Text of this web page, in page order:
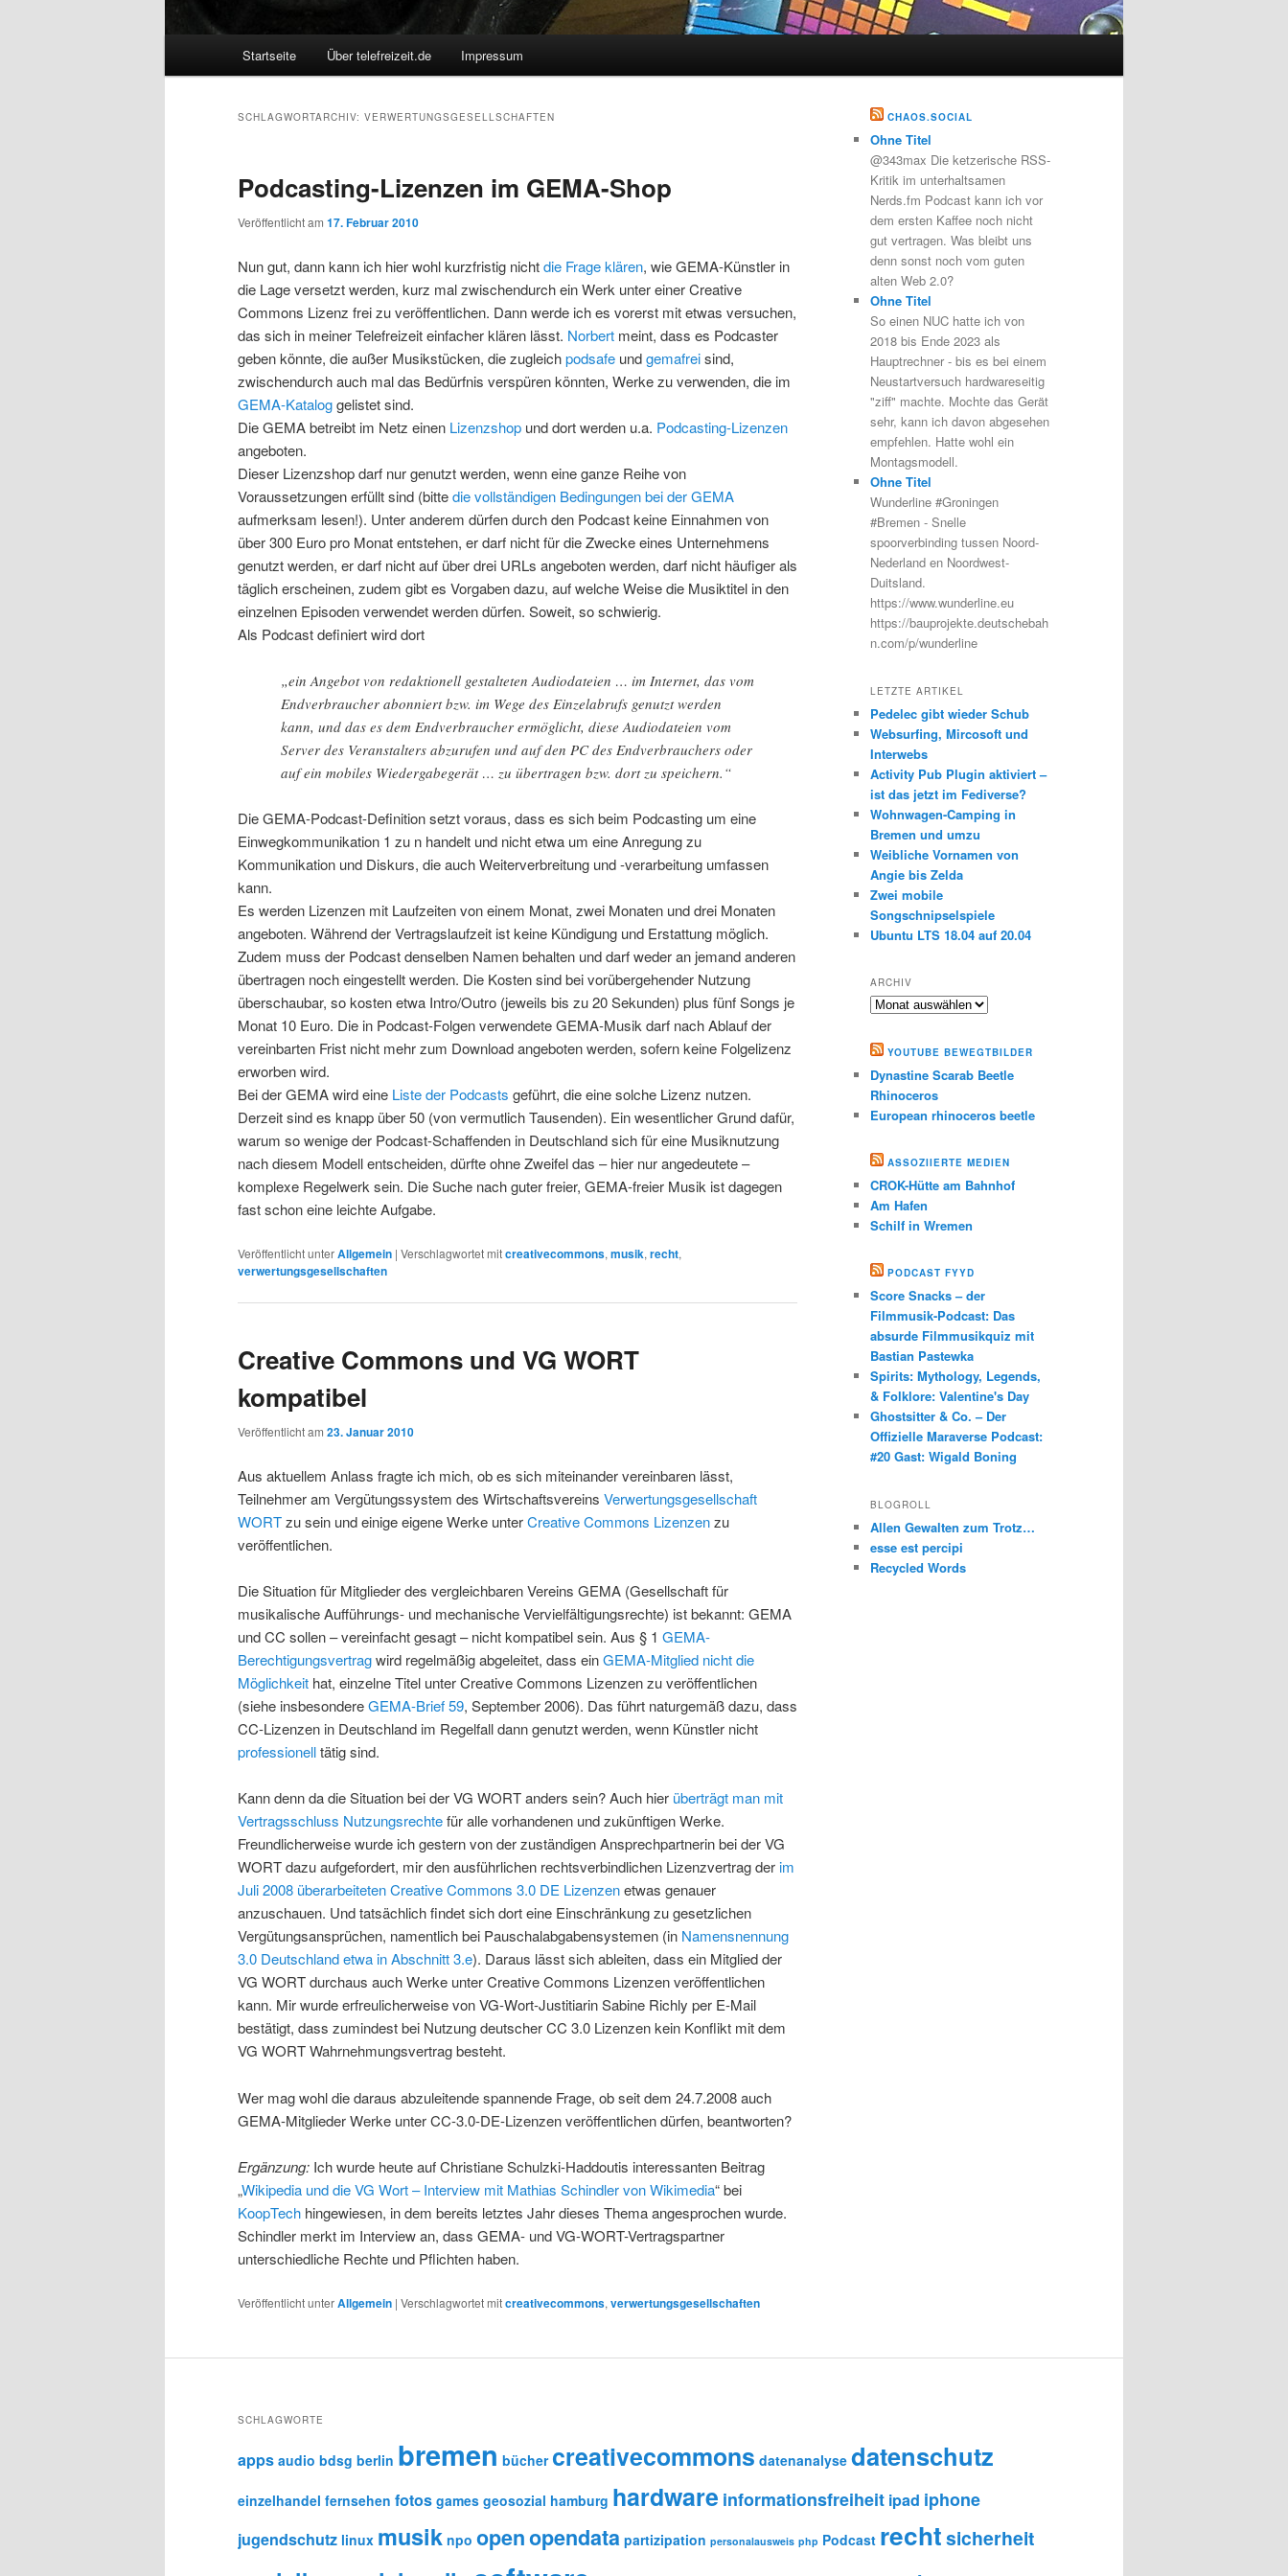
Startseite Über telefreizeit.de Impressum
SCHLAGWORTARCHIV: VERWERTUNGSGESELLSCHAFTEN
Podcasting-Lizenzen im GEMA-Shop
Veröffentlicht am 17. Februar 2010
Nun gut, dann kann ich hier wohl kurzfristig nichtdie Frage klären, wie GEMA-Künstler in
die Lage versetzt werden, kurz mal zwischendurch ein Werk unter einer Creative
Commons Lizenz frei zu veröffentlichen. Dann werde ich es vorerst mit etwas versuchen,
das sich in meiner Telefreizeit einfacher klären lässt. Norbert meint, dass es Podcaster
geben könnte, die außer Musikstücken, die zugleichpodsafe undgemafreisind,
zwischendurch auch mal das Bedürfnis verspüren könnten, Werke zu verwenden, die im
GEMA-Kataloggelistet sind.
Die GEMA betreibt im Netz einen Lizenzshop und dort werden u.a. Podcasting-Lizenzen
angeboten.
Dieser Lizenzshop darf nur genutzt werden, wenn eine ganze Reihe von
Voraussetzungen erfüllt sind (bittedie vollständigen Bedingungen bei der GEMA
aufmerksam lesen!). Unter anderem dürfen durch den Podcast keine Einnahmen von
über 300 Euro pro Monat entstehen, er darf nicht für die Zwecke eines Unternehmens
genutzt werden, er darf nicht auf über drei URLs angeboten werden, darf nicht häufiger als
täglich erscheinen, zudem gibt es Vorgaben dazu, auf welche Weise die Musiktitel in den
einzelnen Episoden verwendet werden dürfen. Soweit, so schwierig.
Als Podcast definiert wird dort
„ein Angebot von redaktionell gestalteten Audiodateien … im Internet, das vom
Endverbraucher abonniert bzw. im Wege des Einzelabrufs genutzt werden
kann, und das es dem Endverbraucher ermöglicht, diese Audiodateien vom
Server des Veranstalters abzurufen und auf den PC des Endverbrauchers oder
auf ein mobiles Wiedergabegerät … zu übertragen bzw. dort zu speichern.“
Die GEMA-Podcast-Definition setzt voraus, dass es sich beim Podcasting um eine
Einwegkommunikation 1 zu n handelt und nicht etwa um eine Anregung zu
Kommunikation und Diskurs, die auch Weiterverbreitung und -verarbeitung umfassen
kann.
Es werden Lizenzen mit Laufzeiten von einem Monat, zwei Monaten und drei Monaten
angeboten. Während der Vertragslaufzeit ist keine Kündigung und Erstattung möglich.
Zudem muss der Podcast denselben Namen behalten und darf weder an jemand anderen
übertragen noch eingestellt werden. Die Kosten sind bei vorübergehender Nutzung
überschaubar, so kosten etwa Intro/Outro (jeweils bis zu 20 Sekunden) plus fünf Songs je
Monat 10 Euro. Die in Podcast-Folgen verwendete GEMA-Musik darf nach Ablauf der
vereinbarten Frist nicht mehr zum Download angeboten werden, sofern keine Folgelizenz
erworben wird.
Bei der GEMA wird eine Liste der Podcasts geführt, die eine solche Lizenz nutzen.
Derzeit sind es knapp über 50 (von vermutlich Tausenden). Ein wesentlicher Grund dafür,
warum so wenige der Podcast-Schaffenden in Deutschland sich für eine Musiknutzung
nach diesem Modell entscheiden, dürfte ohne Zweifel das – hier nur angedeutete –
komplexe Regelwerk sein. Die Suche nach guter freier, GEMA-freier Musik ist dagegen
fast schon eine leichte Aufgabe.
Veröffentlicht unterAllgemein | Verschlagwortet mitcreativecommons, musik, recht,
verwertungsgesellschaften
Creative Commons und VG WORT
kompatibel
Veröffentlicht am 23. Januar 2010
Aus aktuellem Anlass fragte ich mich, ob es sich miteinander vereinbaren lässt,
Teilnehmer am Vergütungssystem des Wirtschaftsvereins Verwertungsgesellschaft
WORTzu sein und einige eigene Werke unterCreative Commons Lizenzenzu
veröffentlichen.
Die Situation für Mitglieder des vergleichbaren Vereins GEMA (Gesellschaft für
musikalische Aufführungs- und mechanische Vervielfältigungsrechte) ist bekannt: GEMA
und CC sollen – vereinfacht gesagt – nicht kompatibel sein. Aus § 1 GEMA-
Berechtigungsvertragwird regelmäßig abgeleitet, dass einGEMA-Mitglied nicht die
Möglichkeit hat, einzelne Titel unter Creative Commons Lizenzen zu veröffentlichen
(siehe insbesondereGEMA-Brief 59, September 2006). Das führt naturgemäß dazu, dass
CC-Lizenzen in Deutschland im Regelfall dann genutzt werden, wenn Künstler nicht
professionelltätig sind.
Kann denn da die Situation bei der VG WORT anders sein? Auch hier überträgt man mit
Vertragsschluss Nutzungsrechtefür alle vorhandenen und zukünftigen Werke.
Freundlicherweise wurde ich gestern von der zuständigen Ansprechpartnerin bei der VG
WORT dazu aufgefordert, mir den ausführlichen rechtsverbindlichen Lizenzvertrag derim
Juli 2008 überarbeiteten Creative Commons 3.0 DE Lizenzenetwas genauer
anzuschauen. Und tatsächlich findet sich dort eine Einschränkung zu gesetzlichen
Vergütungsansprüchen, namentlich bei Pauschalabgabensystemen (in Namensnennung
3.0 Deutschland etwa in Abschnitt 3.e). Daraus lässt sich ableiten, dass ein Mitglied der
VG WORT durchaus auch Werke unter Creative Commons Lizenzen veröffentlichen
kann. Mir wurde erfreulicherweise von VG-Wort-Justitiarin Sabine Richly per E-Mail
bestätigt, dass zumindest bei Nutzung deutscher CC 3.0 Lizenzen kein Konflikt mit dem
VG WORT Wahrnehmungsvertrag besteht.
Wer mag wohl die daraus abzuleitende spannende Frage, ob seit dem 24.7.2008 auch
GEMA-Mitglieder Werke unter CC-3.0-DE-Lizenzen veröffentlichen dürfen, beantworten?
Ergänzung: Ich wurde heute auf Christiane Schulzki-Haddoutis interessanten Beitrag
„Wikipedia und die VG Wort – Interview mit Mathias Schindler von Wikimedia“ bei
KoopTech hingewiesen, in dem bereits letztes Jahr dieses Thema angesprochen wurde.
Schindler merkt im Interview an, dass GEMA- und VG-WORT-Vertragspartner
unterschiedliche Rechte und Pflichten haben.
Veröffentlicht unterAllgemein | Verschlagwortet mitcreativecommons, verwertungsgesellschaften
CHAOS.SOCIAL
Ohne Titel
@343max Die ketzerische RSS-
Kritik im unterhaltsamen
Nerds.fm Podcast kann ich vor
dem ersten Kaffee noch nicht
gut vertragen. Was bleibt uns
denn sonst noch vom guten
alten Web 2.0?
Ohne Titel
So einen NUC hatte ich von
2018 bis Ende 2023 als
Hauptrechner - bis es bei einem
Neustartversuch hardwareseitig
"ziff" machte. Mochte das Gerät
sehr, kann ich davon abgesehen
empfehlen. Hatte wohl ein
Montagsmodell.
Ohne Titel
Wunderline #Groningen
#Bremen - Snelle
spoorverbinding tussen Noord-
Nederland en Noordwest-
Duitsland.
https://www.wunderline.eu
https://bauprojekte.deutschebah
n.com/p/wunderline
LETZTE ARTIKEL
Pedelec gibt wieder Schub
Websurfing, Mircosoft und
Interwebs
Activity Pub Plugin aktiviert –
ist das jetzt im Fediverse?
Wohnwagen-Camping in
Bremen und umzu
Weibliche Vornamen von
Angie bis Zelda
Zwei mobile
Songschnipselspiele
Ubuntu LTS 18.04 auf 20.04
ARCHIV
Archiv
YOUTUBE BEWEGTBILDER
Dynastine Scarab Beetle
Rhinoceros
European rhinoceros beetle
ASSOZIIERTE MEDIEN
CROK-Hütte am Bahnhof
Am Hafen
Schilf in Wremen
PODCAST FYYD
Score Snacks – der
Filmmusik-Podcast: Das
absurde Filmmusikquiz mit
Bastian Pastewka
Spirits: Mythology, Legends,
& Folklore: Valentine's Day
Ghostsitter & Co. – Der
Offizielle Maraverse Podcast:
#20 Gast: Wigald Boning
BLOGROLL
Allen Gewalten zum Trotz…
esse est percipi
Recycled Words
SCHLAGWORTE
apps audio bdsg berlin bremen bücher creativecommons datenanalyse datenschutz
einzelhandel fernsehen fotos games geosozial hamburg hardware informationsfreiheit ipad iphone
jugendschutz linux musik npo openopendata partizipation personalausweis php Podcast rechtsicherheit